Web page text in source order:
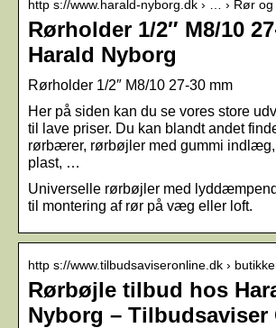
http s://www.harald-nyborg.dk › … › Rør
Rørholder 1/2″ M8/10
Harald Nyborg
Rørholder 1/2″ M8/10 27-30 mm
Her på siden kan du se vores store
til lave priser. Du kan blandt andet
rørbærer, rørbøjler med gummi
plast, …
Universelle rørbøjler med
til montering af rør på væg eller loft.
http s://www.tilbudsaviseronline.dk ›
Rørbøjle tilbud hos
Nyborg – Tilbudsaviser